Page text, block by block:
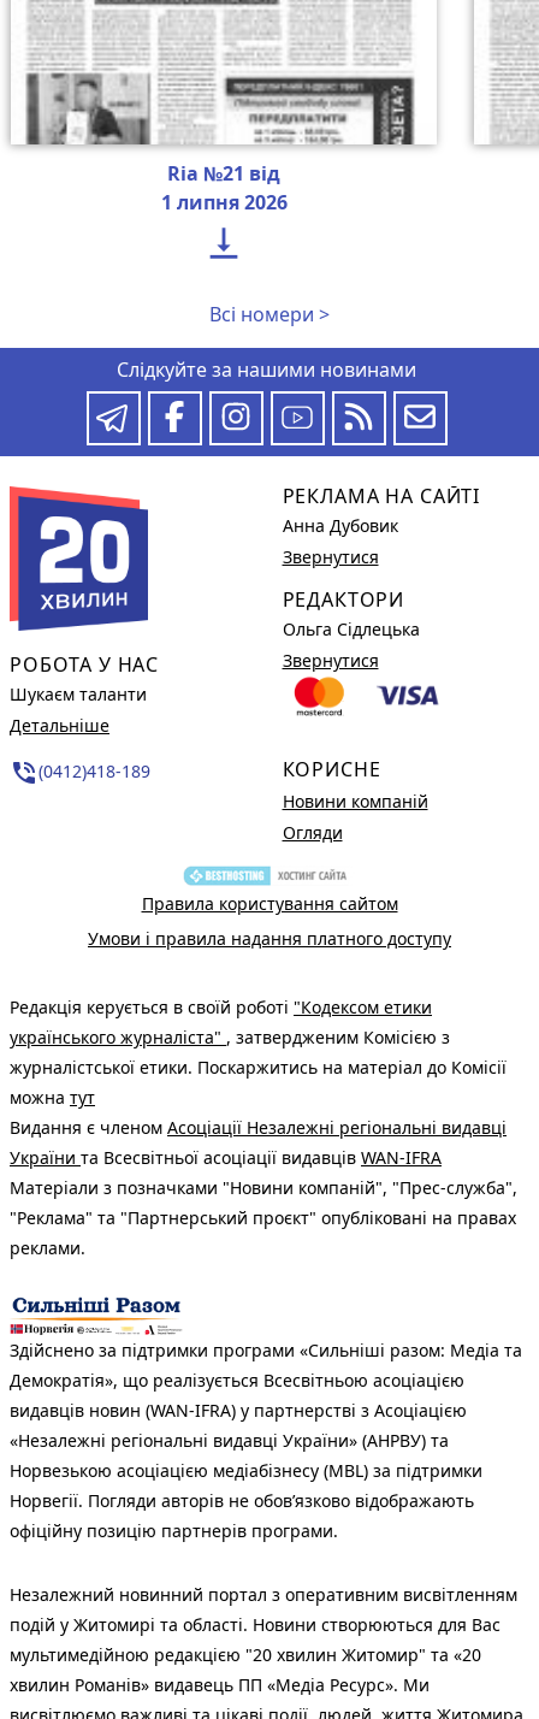
Ria №21 від
1 липня 2026

Всі номери >
Слідкуйте за нашими новинами
РОБОТА У НАС
Шукаєм таланти
Детальніше
phone_in_talk(0412)418-189
РЕКЛАМА НА САЙТІ
Анна Дубовик
Звернутися
РЕДАКТОРИ
Ольга Сідлецька
Звернутися
КОРИСНЕ
Новини компаній
Огляди
Правила користування сайтом
Умови і правила надання платного доступу
Редакція керується в своїй роботі "Кодексом етики
українського журналіста" , затвердженим Комісією з
журналістської етики. Поскаржитись на матеріал до Комісії
можна тут
Видання є членом Асоціації Незалежні регіональні видавці
України та Всесвітньої асоціації видавців WAN-IFRA
Матеріали з позначками "Новини компаній", "Прес-служба",
"Реклама" та "Партнерський проєкт" опубліковані на правах
реклами.
Здійснено за підтримки програми «Сильніші разом: Медіа та
Демократія», що реалізується Всесвітньою асоціацією
видавців новин (WAN-IFRA) у партнерстві з Асоціацією
«Незалежні регіональні видавці України» (АНРВУ) та
Норвезькою асоціацією медіабізнесу (MBL) за підтримки
Норвегії. Погляди авторів не обов’язково відображають
офіційну позицію партнерів програми.
Незалежний новинний портал з оперативним висвітленням
подій у Житомирі та області. Новини створюються для Вас
мультимедійною редакцією "20 хвилин Житомир" та «20
хвилин Романів» видавець ПП «Медіа Ресурс». Ми